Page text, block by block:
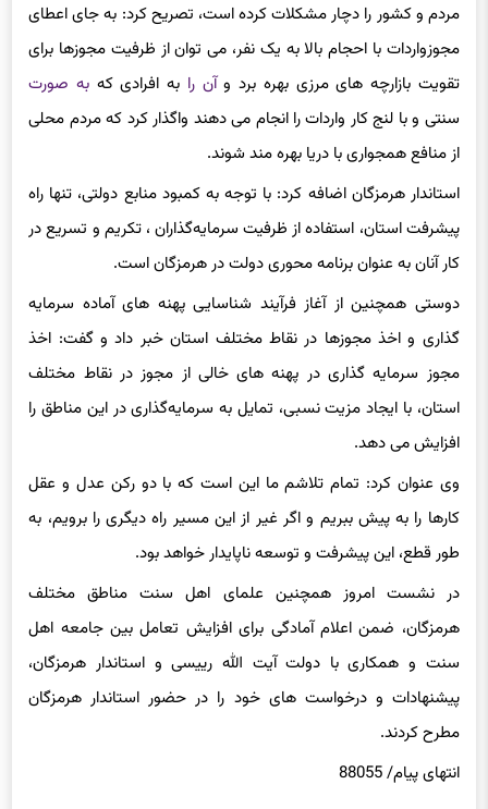
مردم و کشور را دچار مشکلات کرده است، تصریح کرد: به جای اعطای
مجوزواردات با احجام بالا به یک نفر، می توان از ظرفیت مجوزها برای
تقویت بازارچه های مرزی بهره برد وآن را به افرادی کهبه صورت
سنتی و با لنج کار واردات را انجام می دهند واگذار کرد که مردم محلی
از منافع همجواری با دریا بهره مند شوند.
استاندار هرمزگان اضافه کرد: با توجه به کمبود منابع دولتی، تنها راه
پیشرفت استان، استفاده از ظرفیت سرمایه‌گذاران ، تکریم و تسریع در
کار آنان به عنوان برنامه محوری دولت در هرمزگان است.
دوستی همچنین از آغاز فرآیند شناسایی پهنه های آماده سرمایه
گذاری و اخذ مجوزها در نقاط مختلف استان خبر داد و گفت: اخذ
مجوز سرمایه گذاری در پهنه های خالی از مجوز در نقاط مختلف
استان، با ایجاد مزیت نسبی، تمایل به سرمایه‌گذاری در این مناطق را
افزایش می دهد.
وی عنوان کرد: تمام تلاشم ما این است که با دو رکن عدل و عقل
کارها را به پیش ببریم و اگر غیر از این مسیر راه دیگری را برویم، به
طور قطع، این پیشرفت و توسعه ناپایدار خواهد بود.
در نشست امروز همچنین علمای اهل سنت مناطق مختلف
هرمزگان، ضمن اعلام آمادگی برای افزایش تعامل بین جامعه اهل
سنت و همکاری با دولت آیت الله رییسی و استاندار هرمزگان،
پیشنهادات و درخواست های خود را در حضور استاندار هرمزگان
مطرح کردند.
انتهای پیام/ 88055